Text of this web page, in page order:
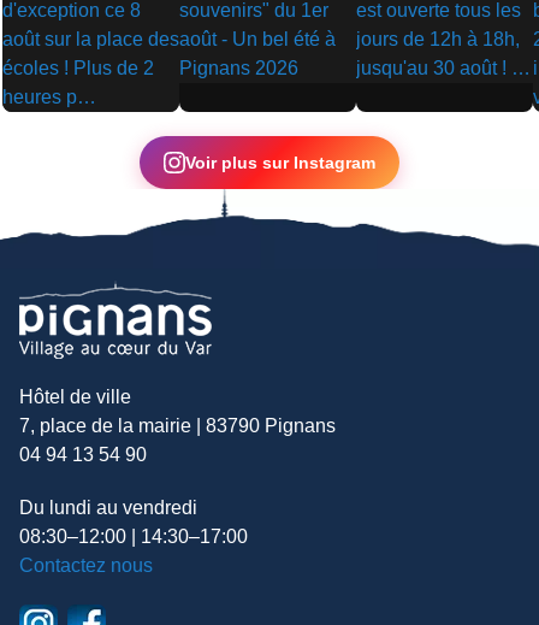
▶
▶ ▶
Voir plus sur Instagram
Hôtel de ville
7, place de la mairie | 83790 Pignans
04 94 13 54 90
Du lundi au vendredi
08:30–12:00 | 14:30–17:00
Contactez nous